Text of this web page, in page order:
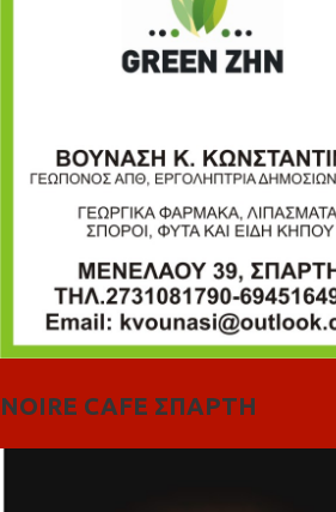
NOIRE CAFE ΣΠΑΡΤΗ